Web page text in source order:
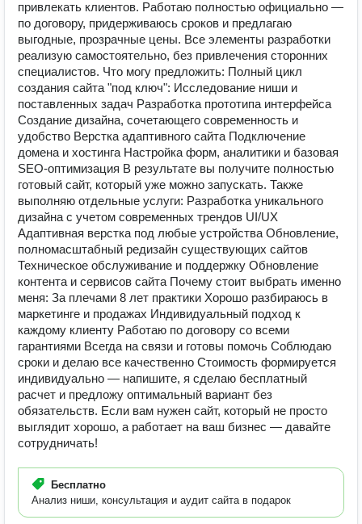
привлекать клиентов. Работаю полностью официально —
по договору, придерживаюсь сроков и предлагаю
выгодные, прозрачные цены. Все элементы разработки
реализую самостоятельно, без привлечения сторонних
специалистов. Что могу предложить: Полный цикл
создания сайта "под ключ": Исследование ниши и
поставленных задач Разработка прототипа интерфейса
Создание дизайна, сочетающего современность и
удобство Верстка адаптивного сайта Подключение
домена и хостинга Настройка форм, аналитики и базовая
SEO-оптимизация В результате вы получите полностью
готовый сайт, который уже можно запускать. Также
выполняю отдельные услуги: Разработка уникального
дизайна с учетом современных трендов UI/UX
Адаптивная верстка под любые устройства Обновление,
полномасштабный редизайн существующих сайтов
Техническое обслуживание и поддержку Обновление
контента и сервисов сайта Почему стоит выбрать именно
меня: За плечами 8 лет практики Хорошо разбираюсь в
маркетинге и продажах Индивидуальный подход к
каждому клиенту Работаю по договору со всеми
гарантиями Всегда на связи и готовы помочь Соблюдаю
сроки и делаю все качественно Стоимость формируется
индивидуально — напишите, я сделаю бесплатный
расчет и предложу оптимальный вариант без
обязательств. Если вам нужен сайт, который не просто
выглядит хорошо, а работает на ваш бизнес — давайте
сотрудничать!
Бесплатно
Анализ ниши, консультация и аудит сайта в подарок